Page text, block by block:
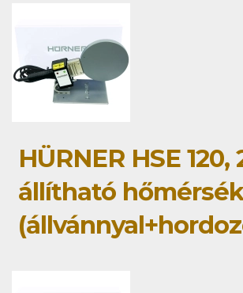
HÜRNER HSE 120,
állítható